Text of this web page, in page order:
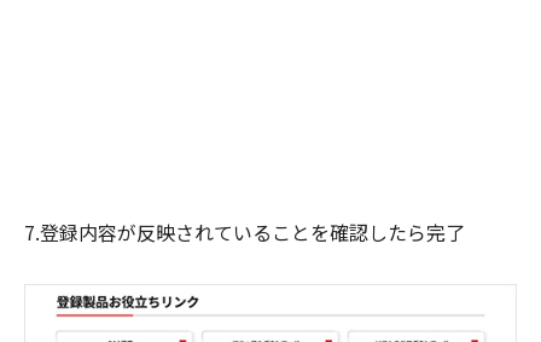
7.登録内容が反映されていることを確認したら完了